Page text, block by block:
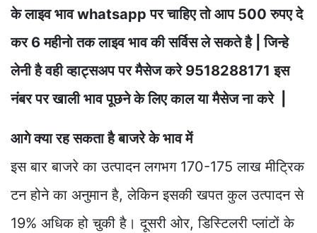
के लाइव भाव whatsapp पर चाहिए तो आप 500 रुपए दे
कर 6 महीनो तक लाइव भाव की सर्विस ले सकते है | जिन्हे
लेनी है वही व्हाट्सअप पर मैसेज करे 9518288171 इस
नंबर पर खाली भाव पूछने के लिए काल या मैसेज ना करे |
आगे क्या रह सकता है बाजरे के भाव में
इस बार बाजरे का उत्पादन लगभग 170-175 लाख मीट्रिक
टन होने का अनुमान है, लेकिन इसकी खपत कुल उत्पादन से
19% अधिक हो चुकी है। दूसरी ओर, डिस्टिलरी प्लांटों के